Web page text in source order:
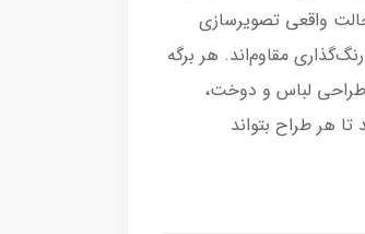
واقعی تصویرسازی
و رنگ‌گذاری مقاوم‌اند. هر برگه
طراحی لباس و دوخت،
هر طراح بتواند